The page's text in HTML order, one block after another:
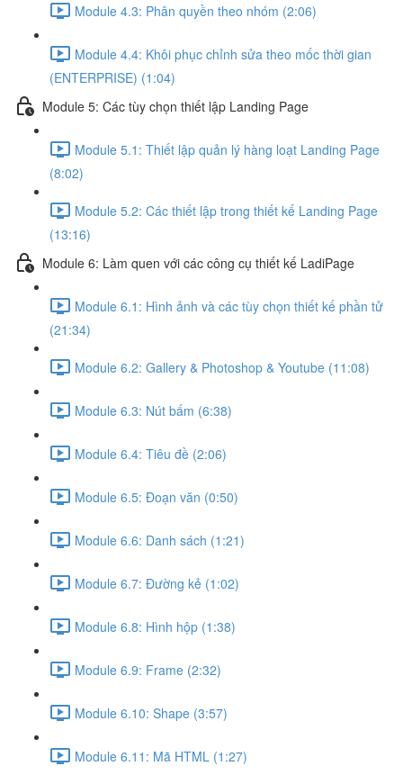
Module 4.3: Phân quyền theo nhóm (2:06)
Module 4.4: Khôi phục chỉnh sửa theo mốc thời gian
(ENTERPRISE) (1:04)
Module 5: Các tùy chọn thiết lập Landing Page
Module 5.1: Thiết lập quản lý hàng loạt Landing Page
(8:02)
Module 5.2: Các thiết lập trong thiết kế Landing Page
(13:16)
Module 6: Làm quen với các công cụ thiết kế LadiPage
Module 6.1: Hình ảnh và các tùy chọn thiết kế phần tử
(21:34)
Module 6.2: Gallery & Photoshop & Youtube (11:08)
Module 6.3: Nút bấm (6:38)
Module 6.4: Tiêu đề (2:06)
Module 6.5: Đoạn văn (0:50)
Module 6.6: Danh sách (1:21)
Module 6.7: Đường kẻ (1:02)
Module 6.8: Hình hộp (1:38)
Module 6.9: Frame (2:32)
Module 6.10: Shape (3:57)
Module 6.11: Mã HTML (1:27)